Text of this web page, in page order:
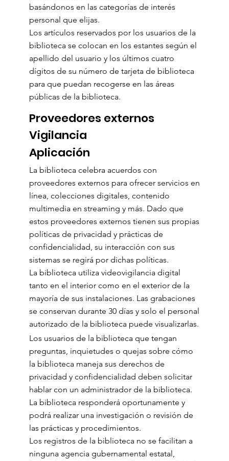
basándonos en las categorías de interés
personal que elijas.
Los artículos reservados por los usuarios de la
biblioteca se colocan en los estantes según el
apellido del usuario y los últimos cuatro
dígitos de su número de tarjeta de biblioteca
para que puedan recogerse en las áreas
públicas de la biblioteca.
Proveedores externos
La biblioteca celebra acuerdos con
proveedores externos para ofrecer servicios en
línea, colecciones digitales, contenido
multimedia en streaming y más. Dado que
estos proveedores externos tienen sus propias
políticas de privacidad y prácticas de
confidencialidad, su interacción con sus
sistemas se regirá por dichas políticas.
Vigilancia
La biblioteca utiliza videovigilancia digital
tanto en el interior como en el exterior de la
mayoría de sus instalaciones. Las grabaciones
se conservan durante 30 días y solo el personal
autorizado de la biblioteca puede visualizarlas.
Aplicación
Los usuarios de la biblioteca que tengan
preguntas, inquietudes o quejas sobre cómo
la biblioteca maneja sus derechos de
privacidad y confidencialidad deben solicitar
hablar con un administrador de la biblioteca.
La biblioteca responderá oportunamente y
podrá realizar una investigación o revisión de
las prácticas y procedimientos.
Los registros de la biblioteca no se facilitan a
ninguna agencia gubernamental estatal,